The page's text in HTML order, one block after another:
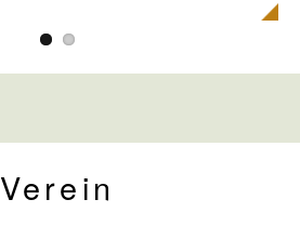
Verein